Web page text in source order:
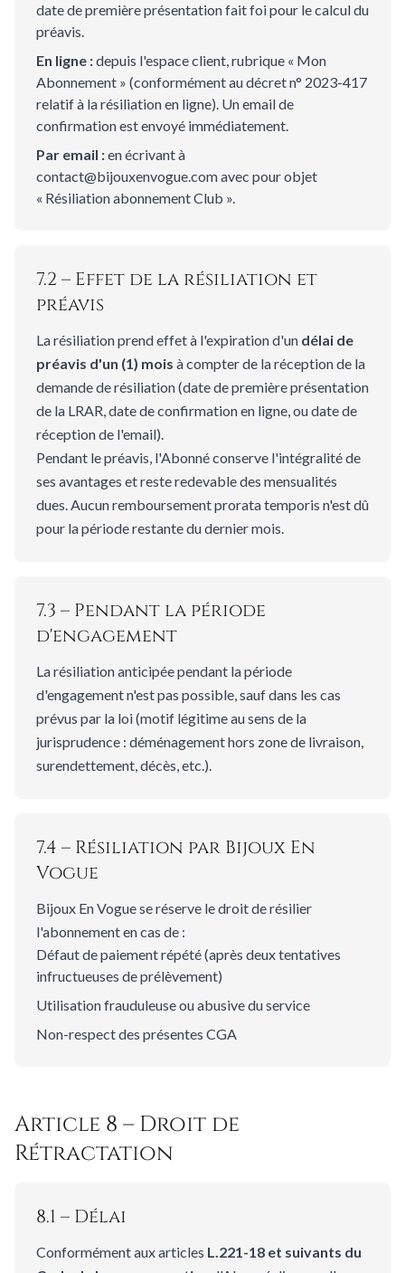
date de première présentation fait foi pour le calcul du
préavis.
En ligne :depuis l'espace client, rubrique « Mon
Abonnement » (conformément au décret n° 2023-417
relatif à la résiliation en ligne). Un email de
confirmation est envoyé immédiatement.
Par email :en écrivant à
contact@bijouxenvogue.com avec pour objet
« Résiliation abonnement Club ».
7.2 – Effet de la résiliation et
préavis
La résiliation prend effet à l'expiration d'un délai de
préavis d'un (1) mois à compter de la réception de la
demande de résiliation (date de première présentation
de la LRAR, date de confirmation en ligne, ou date de
réception de l'email).
Pendant le préavis, l'Abonné conserve l'intégralité de
ses avantages et reste redevable des mensualités
dues. Aucun remboursement prorata temporis n'est dû
pour la période restante du dernier mois.
7.3 – Pendant la période
d'engagement
La résiliation anticipée pendant la période
d'engagement n'est pas possible, sauf dans les cas
prévus par la loi (motif légitime au sens de la
jurisprudence : déménagement hors zone de livraison,
surendettement, décès, etc.).
7.4 – Résiliation par Bijoux En
Vogue
Bijoux En Vogue se réserve le droit de résilier
l'abonnement en cas de :
Défaut de paiement répété (après deux tentatives
infructueuses de prélèvement)
Utilisation frauduleuse ou abusive du service
Non-respect des présentes CGA
Article 8 – Droit de
Rétractation
8.1 – Délai
Conformément aux articles L.221-18 et suivants du